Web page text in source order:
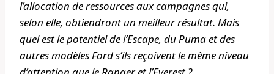
l’allocation de ressources aux campagnes qui,
selon elle, obtiendront un meilleur résultat. Mais
quel est le potentiel de l’Escape, du Puma et des
autres modèles Ford s’ils reçoivent le même niveau